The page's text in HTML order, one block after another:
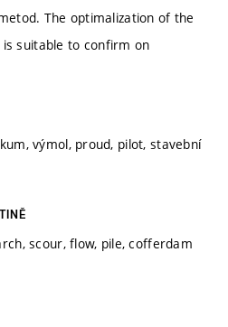
The optimalization of the
suitable to confirm on
výmol, proud, pilot, stavební
scour, flow, pile, cofferdam